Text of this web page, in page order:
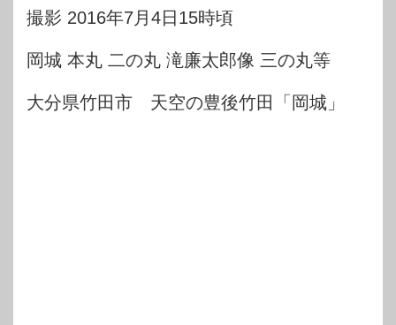
撮影 2016年7月4日15時頃
岡城 本丸 二の丸 滝廉太郎像 三の丸等
大分県竹田市 天空の豊後竹田「岡城」